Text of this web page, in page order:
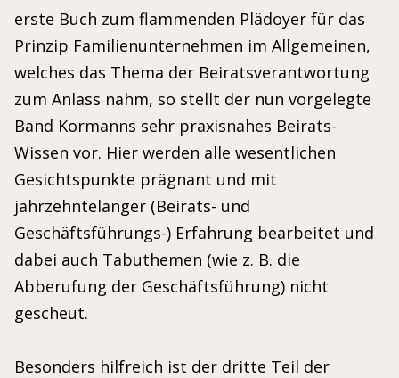
erste Buch zum flammenden Plädoyer für das
Prinzip Familienunternehmen im Allgemeinen,
welches das Thema der Beiratsverantwortung
zum Anlass nahm, so stellt der nun vorgelegte
Band Kormanns sehr praxisnahes Beirats-
Wissen vor. Hier werden alle wesentlichen
Gesichtspunkte prägnant und mit
jahrzehntelanger (Beirats- und
Geschäftsführungs-) Erfahrung bearbeitet und
dabei auch Tabuthemen (wie z. B. die
Abberufung der Geschäftsführung) nicht
gescheut.
Besonders hilfreich ist der dritte Teil der